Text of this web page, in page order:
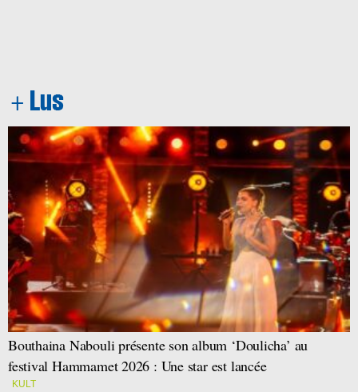
Bouthaina Nabouli présente son album ‘Doulicha’ au
festival Hammamet 2026 : Une star est lancée
KULT